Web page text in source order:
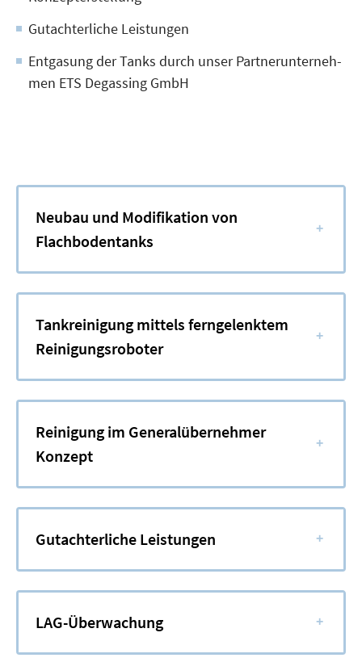
Gut­ach­ter­li­che Leistungen
Ent­gasung der Tanks durch unser Part­ner­un­ter­neh­
men ETS Degas­sing GmbH
Neubau und Modifikation von
Flachbodentanks
+
Tankreinigung mittels ferngelenktem
Reinigungsroboter
+
Reinigung im Generalübernehmer
Konzept
+
Gutachterliche Leistungen +
LAG-Überwachung +